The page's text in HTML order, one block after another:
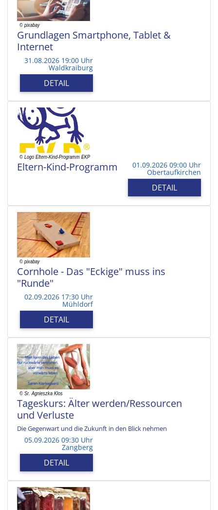
Grundlagen Smartphone, Tablet &
Internet
31.08.2026 19:00 Uhr
Waldkraiburg
DETAIL
Eltern-Kind-Programm 01.09.2026 09:00 Uhr
Obertaufkirchen
DETAIL
Cornhole - Das "Eckige" muss ins
"Runde"
02.09.2026 17:30 Uhr
Mühldorf
DETAIL
Tageskurs: Älter werden/Ressourcen
und Verluste
Die Gegenwart und die Zukunft in den Blick nehmen
05.09.2026 09:30 Uhr
Zangberg
DETAIL